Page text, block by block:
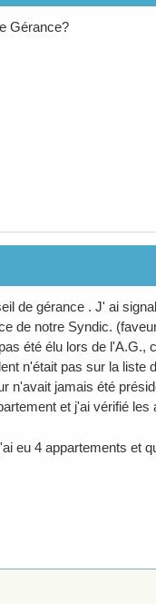
Gérance?
de gérance . J' ai
de notre Syndic.
été élu lors de l'A.G.,
n'était pas sur la liste
n'avait jamais été
et j'ai vérifié
eu 4 appartements et